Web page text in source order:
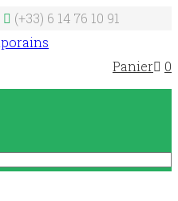
(+33) 6 14 76 10 91
Panier 0